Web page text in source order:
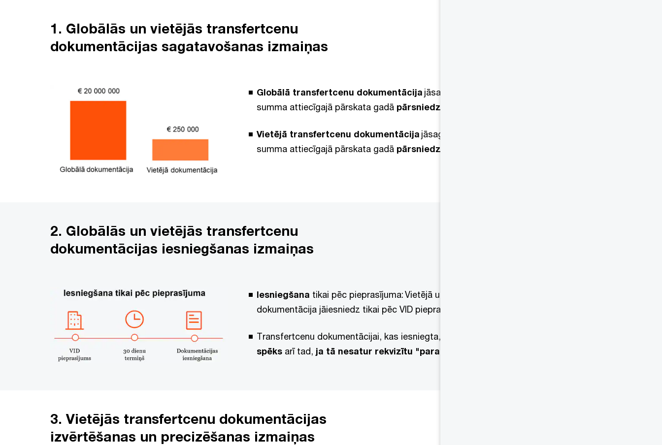
1. Globālās un vietējās transfertcenu
dokumentācijas sagatavošanas izmaiņas
Globālā transfertcenu dokumentācija jāsagatavo, ja kontrolēto darījumu
summa attiecīgajā pārskata gadā pārsniedz 20 000 000 euro
Vietējā transfertcenu dokumentācija jāsagatavo, ja kontrolēto darījumu
summa attiecīgajā pārskata gadā pārsniedz 250 000 euro
2. Globālās un vietējās transfertcenu
dokumentācijas iesniegšanas izmaiņas
Iesniegšana tikai pēc pieprasījuma: Vietējā un globālā transfertcenu
dokumentācija jāiesniedz tikai pēc VID pieprasījuma saņemšanas
Transfertcenu dokumentācijai, kas iesniegta, izmantojot VID EDS,
spēks arī tad, ja tā nesatur rekvizītu "paraksts"
3. Vietējās transfertcenu dokumentācijas
izvērtēšanas un precizēšanas izmaiņas